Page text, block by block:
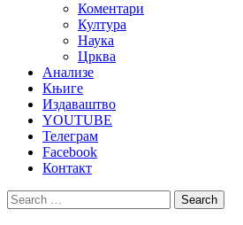
Коментари
Култура
Наука
Црква
Анализе
Књиге
Издаваштво
YOUTUBE
Телеграм
Facebook
Контакт
Search
for: